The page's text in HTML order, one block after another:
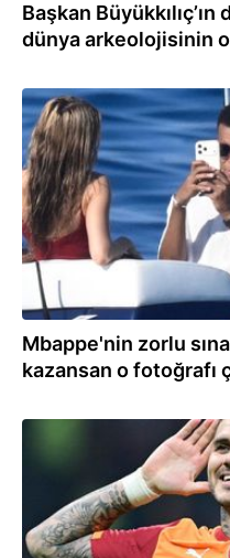
Başkan
dünya arkeolojisinin
30.07.2026
Mbappe'nin zorlu
kazansan o fotoğrafı